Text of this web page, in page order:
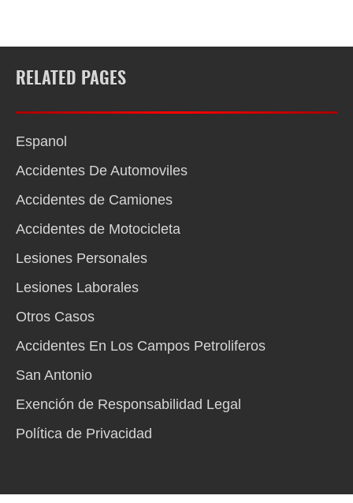
RELATED PAGES
Espanol
Accidentes De Automoviles
Accidentes de Camiones
Accidentes de Motocicleta
Lesiones Personales
Lesiones Laborales
Otros Casos
Accidentes En Los Campos Petroliferos
San Antonio
Exención de Responsabilidad Legal
Política de Privacidad